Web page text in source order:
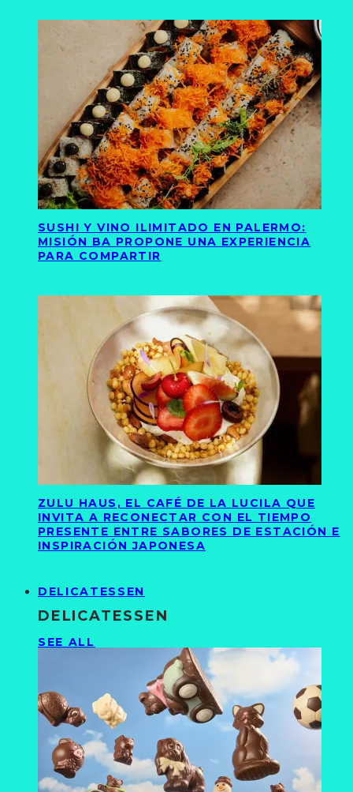
SUSHI Y VINO ILIMITADO EN PALERMO:
MISIÓN BA PROPONE UNA EXPERIENCIA
PARA COMPARTIR
ZULU HAUS, EL CAFÉ DE LA LUCILA QUE
INVITA A RECONECTAR CON EL TIEMPO
PRESENTE ENTRE SABORES DE ESTACIÓN E
INSPIRACIÓN JAPONESA
DELICATESSEN
DELICATESSEN
SEE ALL